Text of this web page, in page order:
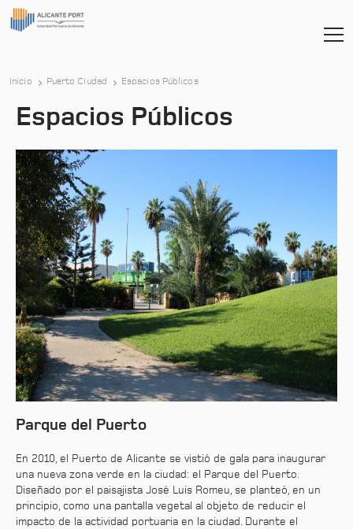
Inicio Puerto Ciudad Espacios Públicos
Espacios Públicos
Parque del Puerto
En 2010, el Puerto de Alicante se vistió de gala para inaugurar
una nueva zona verde en la ciudad: el Parque del Puerto.
Diseñado por el paisajista José Luis Romeu, se planteó, en un
principio, como una pantalla vegetal al objeto de reducir el
impacto de la actividad portuaria en la ciudad. Durante el